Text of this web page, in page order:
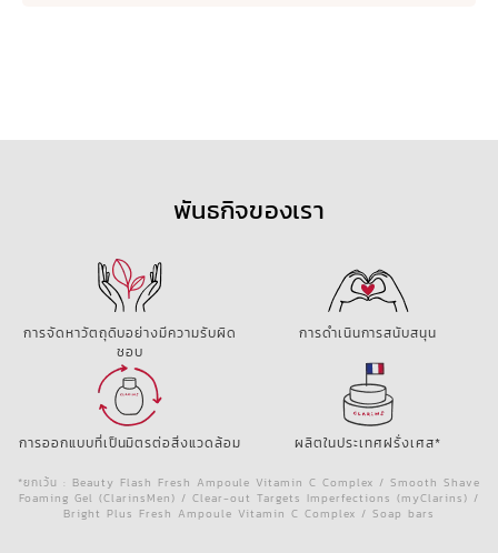
พันธกิจของเรา
การจัดหาวัตถุดิบอย่างมีความรับผิด
ชอบ
การดำเนินการสนับสนุน
การออกแบบที่เป็นมิตรต่อสิ่งแวดล้อม ผลิตในประเทศฝรั่งเศส*
*ยกเว้น : Beauty Flash Fresh Ampoule Vitamin C Complex / Smooth Shave
Foaming Gel (ClarinsMen) / Clear-out Targets Imperfections (myClarins) /
Bright Plus Fresh Ampoule Vitamin C Complex / Soap bars